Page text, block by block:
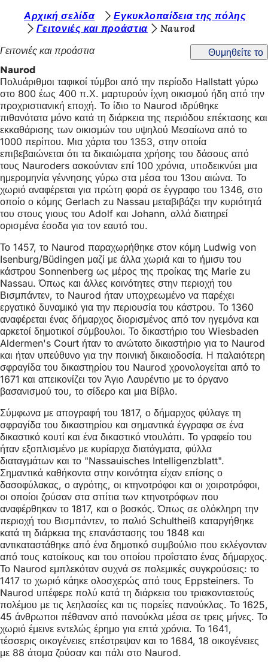
Μετάβαση στο περιεχόμενο
ί
σ
κ
ε
σ
τ
ε
ε
δ
ώ
:
Αρχική σελίδα
Εγκυκλοπαίδεια της πόλης
Γειτονιές και προάστια
Naurod
Γειτονιές και προάστια
Θυμηθείτε το
Naurod
Πολυάριθμοι ταφικοί τύμβοι από την περίοδο Hallstatt γύρω
στο 800 έως 400 π.Χ. μαρτυρούν ίχνη οικισμού ήδη από την
προχριστιανική εποχή. Το ίδιο το Naurod ιδρύθηκε
πιθανότατα μόνο κατά τη διάρκεια της περιόδου επέκτασης και
εκκαθάρισης των οικισμών του υψηλού Μεσαίωνα από το
1000 περίπου. Μια χάρτα του 1353, στην οποία
επιβεβαιώνεται ότι τα δικαιώματα χρήσης του δάσους από
τους Nauroders ασκούνταν επί 100 χρόνια, υποδεικνύει μια
ημερομηνία γέννησης γύρω στα μέσα του 13ου αιώνα. Το
χωριό αναφέρεται για πρώτη φορά σε έγγραφο του 1346, στο
οποίο ο κόμης Gerlach zu Nassau μεταβιβάζει την κυριότητά
του στους γιους του Adolf και Johann, αλλά διατηρεί
ορισμένα έσοδα για τον εαυτό του.
Το 1457, το Naurod παραχωρήθηκε στον κόμη Ludwig von
Isenburg/Büdingen μαζί με άλλα χωριά και το ήμισυ του
κάστρου Sonnenberg ως μέρος της προίκας της Marie zu
Nassau. Όπως και άλλες κοινότητες στην περιοχή του
Βισμπάντεν, το Naurod ήταν υποχρεωμένο να παρέχει
εργατικό δυναμικό για την περιουσία του κάστρου. Το 1360
αναφέρεται ένας δήμαρχος διορισμένος από τον ηγεμόνα και
αρκετοί δημοτικοί σύμβουλοι. Το δικαστήριο του Wiesbaden
Aldermen's Court ήταν το ανώτατο δικαστήριο για το Naurod
και ήταν υπεύθυνο για την ποινική δικαιοδοσία. Η παλαιότερη
σφραγίδα του δικαστηρίου του Naurod χρονολογείται από το
1671 και απεικονίζει τον Άγιο Λαυρέντιο με το όργανο
βασανισμού του, το σίδερο και μια Βίβλο.
Σύμφωνα με απογραφή του 1817, ο δήμαρχος φύλαγε τη
σφραγίδα του δικαστηρίου και σημαντικά έγγραφα σε ένα
δικαστικό κουτί και ένα δικαστικό ντουλάπι. Το γραφείο του
ήταν εξοπλισμένο με κυρίαρχα διατάγματα, φύλλα
διαταγμάτων και το "Nassauisches Intelligenzblatt".
Σημαντικά καθήκοντα στην κοινότητα είχαν επίσης ο
δασοφύλακας, ο αγρότης, οι κτηνοτρόφοι και οι χοιροτρόφοι,
οι οποίοι ζούσαν στα σπίτια των κτηνοτρόφων που
αναφέρθηκαν το 1817, και ο βοσκός. Όπως σε ολόκληρη την
περιοχή του Βισμπάντεν, το παλιό Schultheiß καταργήθηκε
κατά τη διάρκεια της επανάστασης του 1848 και
αντικαταστάθηκε από ένα δημοτικό συμβούλιο που εκλέγονταν
από τους κατοίκους και του οποίου προΐστατο ένας δήμαρχος.
Το Naurod εμπλεκόταν συχνά σε πολεμικές συγκρούσεις: το
1417 το χωριό κάηκε ολοσχερώς από τους Eppsteiners. Το
Naurod υπέφερε πολύ κατά τη διάρκεια του τριακονταετούς
πολέμου με τις λεηλασίες και τις πορείες πανούκλας. Το 1625,
45 άνθρωποι πέθαναν από πανούκλα μέσα σε τρεις μήνες. Το
χωριό έμεινε εντελώς έρημο για επτά χρόνια. Το 1641,
τέσσερις οικογένειες επέστρεψαν και το 1684, 18 οικογένειες
με 88 άτομα ζούσαν και πάλι στο Naurod.